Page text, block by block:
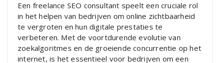
Een freelance SEO consultant speelt een cruciale rol
in het helpen van bedrijven om online zichtbaarheid
te vergroten en hun digitale prestaties te
verbeteren. Met de voortdurende evolutie van
zoekalgoritmes en de groeiende concurrentie op het
internet, is het essentieel voor bedrijven om een